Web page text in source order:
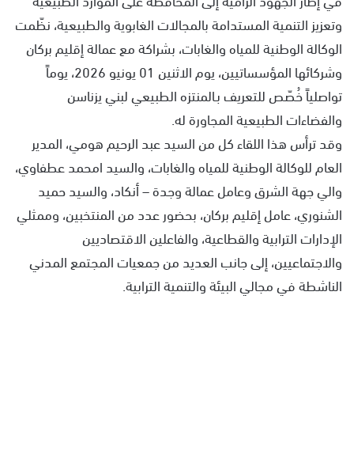
وتعزيز التنمية المستدامة بالمجالات الغابوية والطبيعية، نظّمت
الوكالة الوطنية للمياه والغابات، بشراكة مع عمالة إقليم بركان
وشركائها المؤسساتيين، يوم الاثنين 01 يونيو 2026، يوماً
تواصلياً خُصّص للتعريف بـالمنتزه الطبيعي لبني يزناسن
والفضاءات الطبيعية المجاورة له.
وقد ترأس هذا اللقاء كل من السيد عبد الرحيم هومي، المدير
العام للوكالة الوطنية للمياه والغابات، والسيد امحمد عطفاوي،
والي جهة الشرق وعامل عمالة وجدة – أنكاد، والسيد حميد
الشنوري، عامل إقليم بركان، بحضور عدد من المنتخبين، وممثلي
الإدارات الترابية والقطاعية، والفاعلين الاقتصاديين
والاجتماعيين، إلى جانب العديد من جمعيات المجتمع المدني
الناشطة في مجالي البيئة والتنمية الترابية.